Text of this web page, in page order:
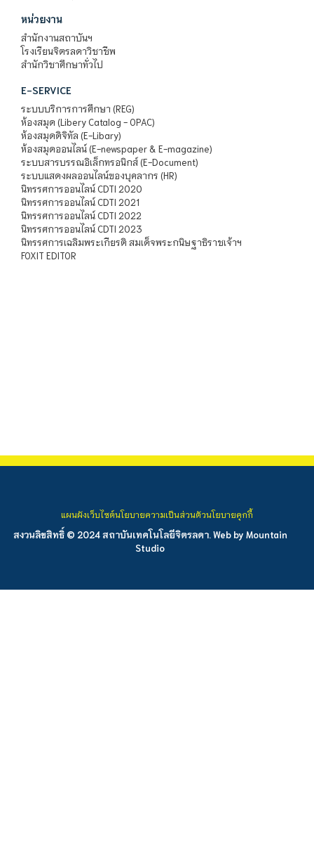
หน่วยงาน
สำนักงานสถาบันฯ
โรงเรียนจิตรลดาวิชาชีพ
สำนักวิชาศึกษาทั่วไป
E-SERVICE
ระบบบริการการศึกษา (REG)
ห้องสมุด (Libery Catalog - OPAC)
ห้องสมุดดิจิทัล (E-Libary)
ห้องสมุดออนไลน์ (E-newspaper & E-magazine)
ระบบสารบรรณอิเล็กทรอนิกส์ (E-Document)
ระบบแสดงผลออนไลน์ของบุคลากร (HR)
นิทรรศการออนไลน์ CDTI 2020
นิทรรศการออนไลน์ CDTI 2021
นิทรรศการออนไลน์ CDTI 2022
นิทรรศการออนไลน์ CDTI 2023
นิทรรศการเฉลิมพระเกียรติ สมเด็จพระกนิษฐาธิราชเจ้าฯ
FOXIT EDITOR
สงวนลิขสิทธิ์ © 2024 สถาบันเทคโนโลยีจิตรลดา. Web by Mountain
Studio
แผนผังเว็บไซต์นโยบายความเป็นส่วนตัวนโยบายคุกกี้